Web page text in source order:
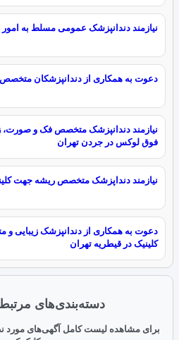
نیازمند دندانپزشک عمومی مسلط به امور
دعوت به همکاری از دندانپزشکان
نیازمند دندانپزشک متخصص فک و صورت،
فوق لوکس در جردن تهران
نیازمند دنداپزشک متخصص ریشه جهت
دعوت به همکاری از دندانپزشک
کلینیک در قیطریه تهران
دسته‌بندی‌های
برای مشاهده لیست کامل آگهی‌های مورد